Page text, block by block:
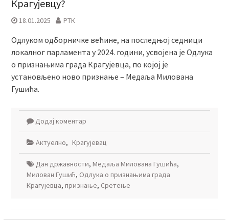
Крагујевцу?
18.01.2025 РТК
Одлуком одборничке већине, на последњој седници
локалног парламента у 2024. години, усвојена је Одлука
о признањима града Крагујевца, по којој је
установљено ново признање – Медаља Милована
Гушића.
Додај коментар
Актуелно, Крагујевац
Дан државности, Медаља Милована Гушића,
Милован Гушић, Одлука о признањима града
Крагујевца, признање, Сретење